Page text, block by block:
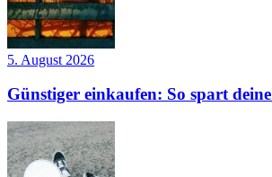
5. August 2026
Günstiger einkaufen: So spart